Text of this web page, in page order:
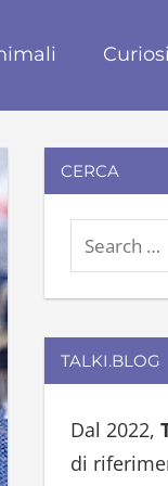
CERCA
e
a
r
c
f
o
TALKI.BLOG
Dal 2022,
di